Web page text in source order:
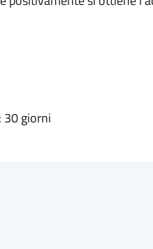
giorni